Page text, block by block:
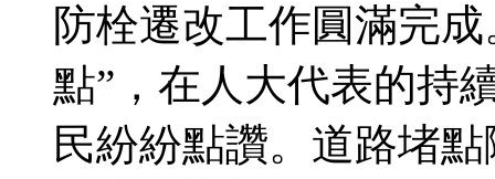
防栓遷改工作圓滿完
點”，在人大代表的持
民紛紛點讚。道路堵